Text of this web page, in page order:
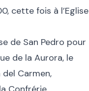
cette fois à l’Eglise
de San Pedro pour
de la Aurora, le
Carmen,